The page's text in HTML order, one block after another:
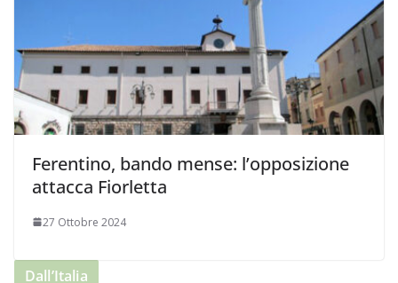
Ferentino, bando mense: l’opposizione
attacca Fiorletta
27 Ottobre 2024
Dall’Italia